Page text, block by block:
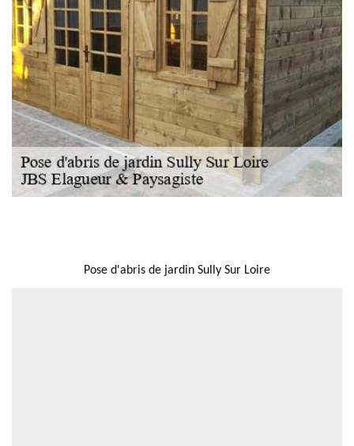
Pose d'abris de jardin Sully Sur Loire